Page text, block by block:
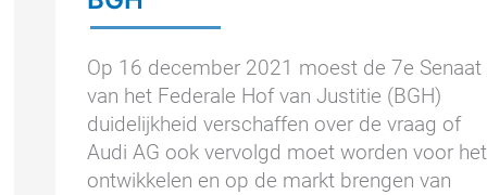
Op 16 december 2021 moest de 7e Senaat
van het Federale Hof van Justitie (BGH)
duidelijkheid verschaffen over de vraag of
Audi AG ook vervolgd moet worden voor het
ontwikkelen en op de markt brengen van